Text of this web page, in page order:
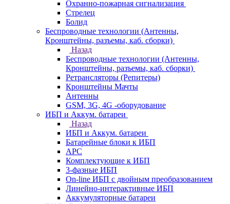
Охранно-пожарная сигнализация
Стрелец
Болид
Беспроводные технологии (Антенны,
Кронштейны, разъемы, каб. сборки)
Назад
Беспроводные технологии (Антенны,
Кронштейны, разъемы, каб. сборки)
Ретрансляторы (Репитеры)
Кронштейны Мачты
Антенны
GSM, 3G, 4G -оборудование
ИБП и Аккум. батареи
Назад
ИБП и Аккум. батареи
Батарейные блоки к ИБП
APC
Комплектующие к ИБП
3-фазные ИБП
On-line ИБП с двойным преобразованием
Линейно-интерактивные ИБП
Аккумуляторные батареи